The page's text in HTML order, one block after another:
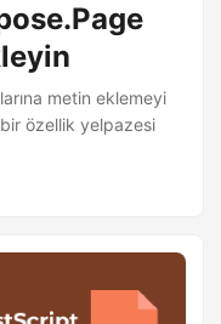
metin eklemeyi
özellik yelpazesi